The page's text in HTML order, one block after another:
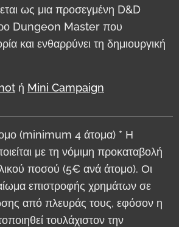
ως μια προσεγμένη D&D
Dungeon Master που
και ενθαρρύνει τη δημιουργική
ή Mini Campaign
(minimum 4 άτομα) * Η
με τη νόμιμη προκαταβολή
ποσού (5€ ανά άτομο). Οι
επιστροφής χρημάτων σε
από πλευράς τους, εφόσον η
τουλάχιστον την